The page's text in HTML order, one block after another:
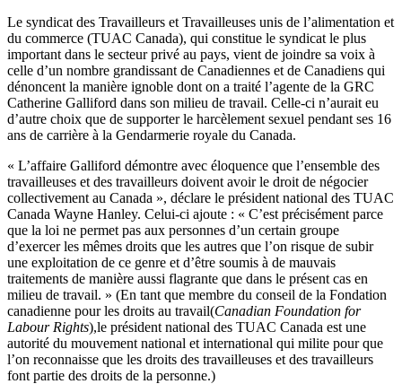
Le syndicat des Travailleurs et Travailleuses unis de l’alimentation et
du commerce (TUAC Canada), qui constitue le syndicat le plus
important dans le secteur privé au pays, vient de joindre sa voix à
celle d’un nombre grandissant de Canadiennes et de Canadiens qui
dénoncent la manière ignoble dont on a traité l’agente de la GRC
Catherine Galliford dans son milieu de travail. Celle-ci n’aurait eu
d’autre choix que de supporter le harcèlement sexuel pendant ses 16
ans de carrière à la Gendarmerie royale du Canada.
« L’affaire Galliford démontre avec éloquence que l’ensemble des
travailleuses et des travailleurs doivent avoir le droit de négocier
collectivement au Canada », déclare le président national des TUAC
Canada Wayne Hanley. Celui-ci ajoute : « C’est précisément parce
que la loi ne permet pas aux personnes d’un certain groupe
d’exercer les mêmes droits que les autres que l’on risque de subir
une exploitation de ce genre et d’être soumis à de mauvais
traitements de manière aussi flagrante que dans le présent cas en
milieu de travail. » (En tant que membre du conseil de la Fondation
canadienne pour les droits au travail(Canadian Foundation for
Labour Rights),le président national des TUAC Canada est une
autorité du mouvement national et international qui milite pour que
l’on reconnaisse que les droits des travailleuses et des travailleurs
font partie des droits de la personne.)